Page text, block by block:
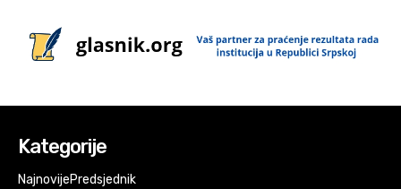
Kategorije
NajnovijePredsjednik